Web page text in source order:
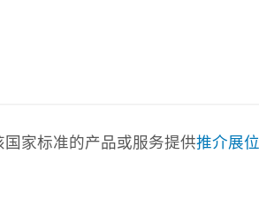
家标准的产品或服务提供推介展位